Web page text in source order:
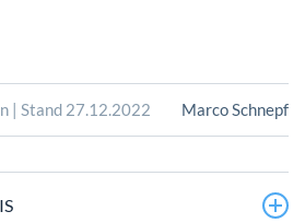
| Stand 27.12.2022 Marco Schnepf